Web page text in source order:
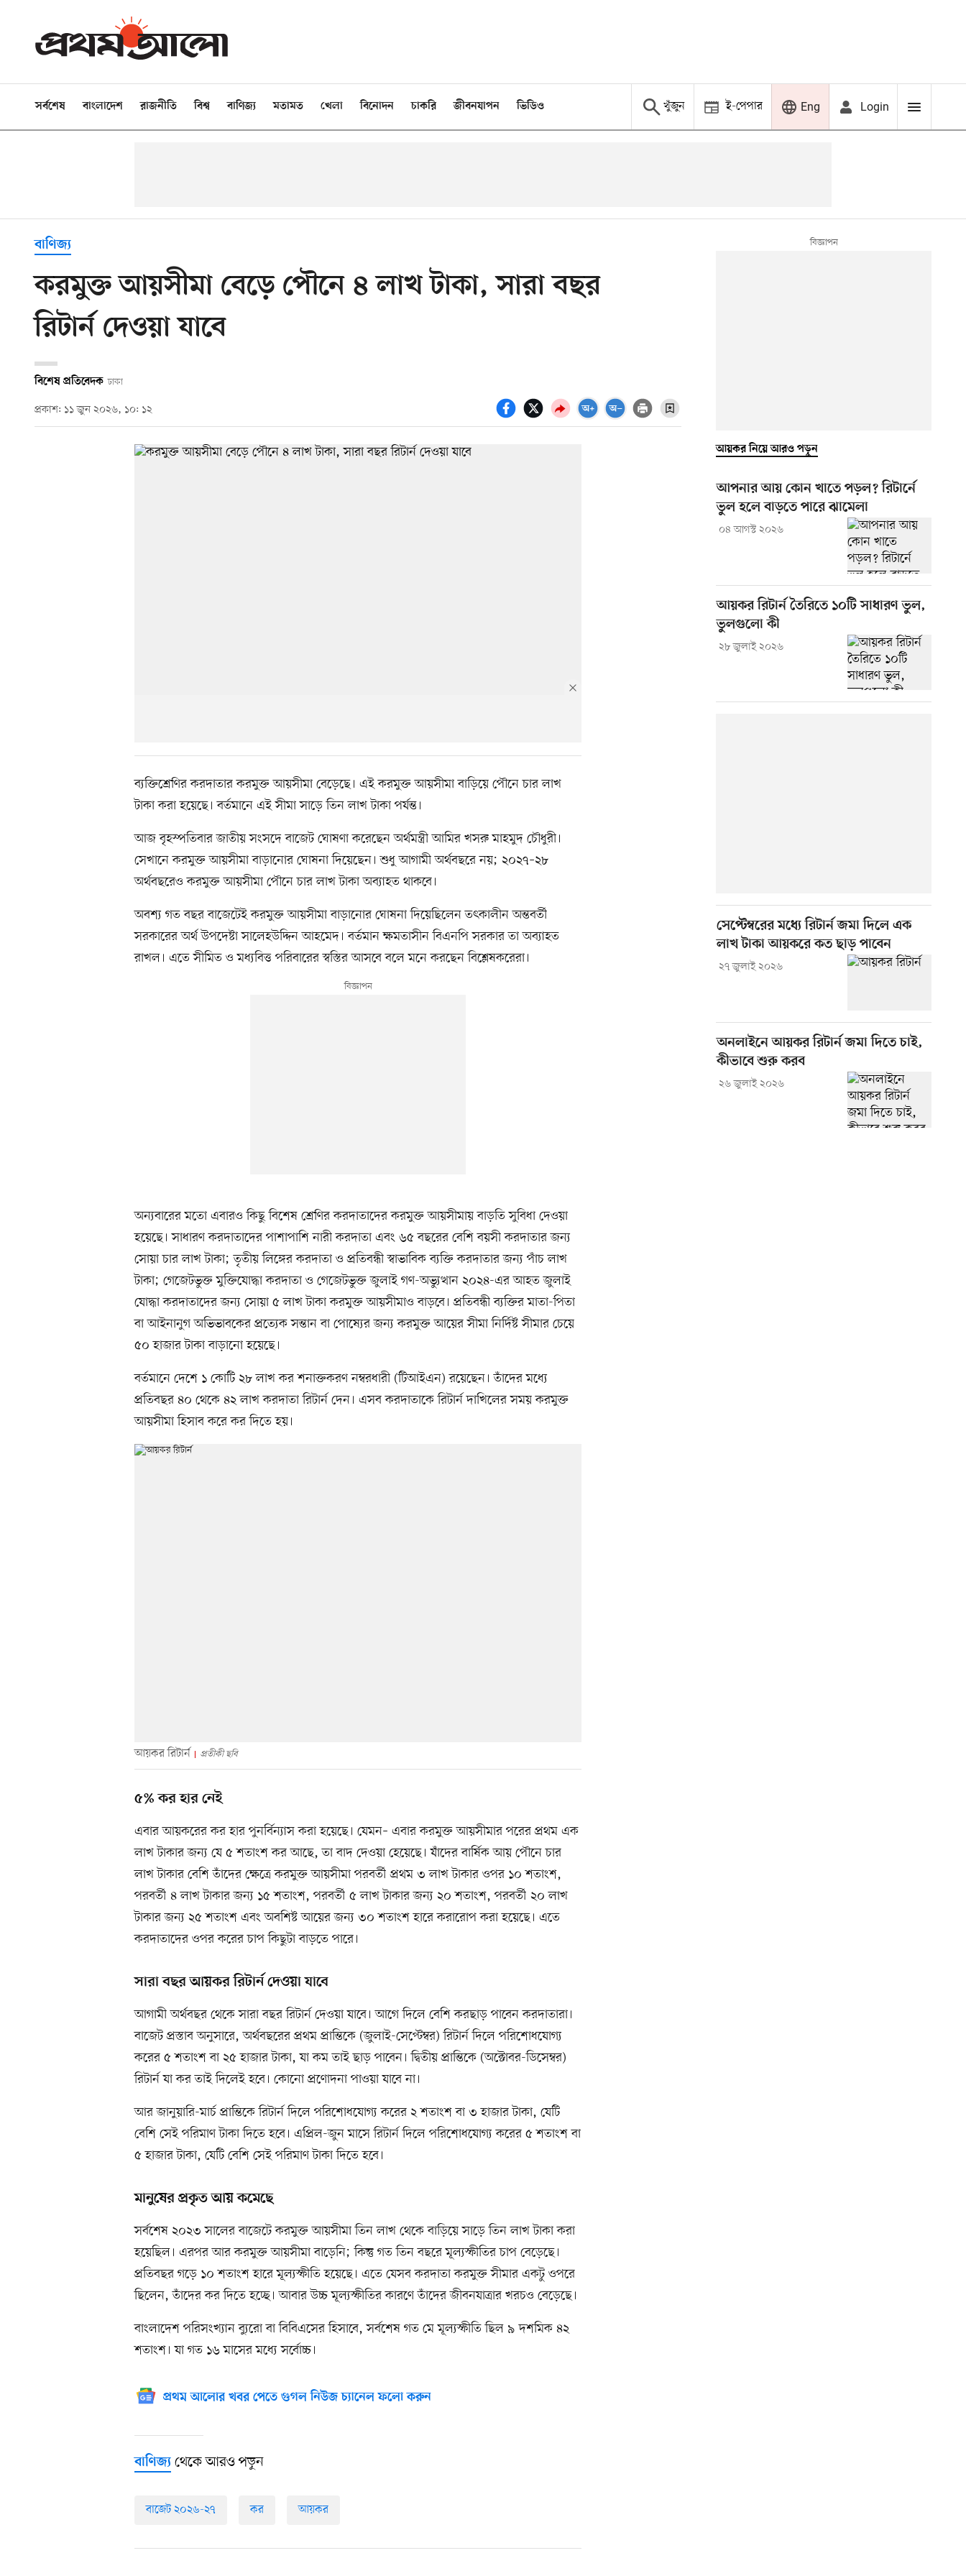
সর্বশেষ বাংলাদেশ রাজনীতি বিশ্ব বাণিজ্য মতামত খেলা বিনোদন চাকরি জীবনযাপন ভিডিও খুঁজুন ই-পেপার Eng Login
বাণিজ্য
করমুক্ত আয়সীমা বেড়ে পৌনে ৪ লাখ টাকা, সারা বছর
রিটার্ন দেওয়া যাবে
বিশেষ প্রতিবেদক ঢাকা
প্রকাশ: ১১ জুন ২০২৬, ১০: ১২
ব্যক্তিশ্রেণির করদাতার করমুক্ত আয়সীমা বেড়েছে। এই করমুক্ত আয়সীমা বাড়িয়ে পৌনে চার লাখ
টাকা করা হয়েছে। বর্তমানে এই সীমা সাড়ে তিন লাখ টাকা পর্যন্ত।
আজ বৃহস্পতিবার জাতীয় সংসদে বাজেট ঘোষণা করেছেন অর্থমন্ত্রী আমির খসরু মাহমুদ চৌধুরী।
সেখানে করমুক্ত আয়সীমা বাড়ানোর ঘোষনা দিয়েছেন। শুধু আগামী অর্থবছরে নয়; ২০২৭–২৮
অর্থবছরেও করমুক্ত আয়সীমা পৌনে চার লাখ টাকা অব্যাহত থাকবে।
অবশ্য গত বছর বাজেটেই করমুক্ত আয়সীমা বাড়ানোর ঘোষনা দিয়েছিলেন তৎকালীন অন্তবর্তী
সরকারের অর্থ উপদেষ্টা সালেহউদ্দিন আহমেদ। বর্তমান ক্ষমতাসীন বিএনপি সরকার তা অব্যাহত
রাখল। এতে সীমিত ও মধ্যবিত্ত পরিবারের স্বস্তির আসবে বলে মনে করছেন বিশ্লেষকরেরা।
অন্যবারের মতো এবারও কিছু বিশেষ শ্রেণির করদাতাদের করমুক্ত আয়সীমায় বাড়তি সুবিধা দেওয়া
হয়েছে। সাধারণ করদাতাদের পাশাপাশি নারী করদাতা এবং ৬৫ বছরের বেশি বয়সী করদাতার জন্য
সোয়া চার লাখ টাকা; তৃতীয় লিঙ্গের করদাতা ও প্রতিবন্ধী স্বাভাবিক ব্যক্তি করদাতার জন্য পাঁচ লাখ
টাকা; গেজেটভুক্ত মুক্তিযোদ্ধা করদাতা ও গেজেটভুক্ত জুলাই গণ-অভ্যুত্থান ২০২৪-এর আহত জুলাই
যোদ্ধা করদাতাদের জন্য সোয়া ৫ লাখ টাকা করমুক্ত আয়সীমাও বাড়বে। প্রতিবন্ধী ব্যক্তির মাতা-পিতা
বা আইনানুগ অভিভাবকের প্রত্যেক সন্তান বা পোষ্যের জন্য করমুক্ত আয়ের সীমা নির্দিষ্ট সীমার চেয়ে
৫০ হাজার টাকা বাড়ানো হয়েছে।
বর্তমানে দেশে ১ কোটি ২৮ লাখ কর শনাক্তকরণ নম্বরধারী (টিআইএন) রয়েছেন। তাঁদের মধ্যে
প্রতিবছর ৪০ থেকে ৪২ লাখ করদাতা রিটার্ন দেন। এসব করদাতাকে রিটার্ন দাখিলের সময় করমুক্ত
আয়সীমা হিসাব করে কর দিতে হয়।
আয়কর রিটার্ন প্রতীকী ছবি
৫% কর হার নেই
এবার আয়করের কর হার পুনর্বিন্যাস করা হয়েছে। যেমন– এবার করমুক্ত আয়সীমার পরের প্রথম এক
লাখ টাকার জন্য যে ৫ শতাংশ কর আছে, তা বাদ দেওয়া হেয়েছে। যাঁদের বার্ষিক আয় পৌনে চার
লাখ টাকার বেশি তাঁদের ক্ষেত্রে করমুক্ত আয়সীমা পরবর্তী প্রথম ৩ লাখ টাকার ওপর ১০ শতাংশ,
পরবর্তী ৪ লাখ টাকার জন্য ১৫ শতাংশ, পরবর্তী ৫ লাখ টাকার জন্য ২০ শতাংশ, পরবর্তী ২০ লাখ
টাকার জন্য ২৫ শতাংশ এবং অবশিষ্ট আয়ের জন্য ৩০ শতাংশ হারে করারোপ করা হয়েছে। এতে
করদাতাদের ওপর করের চাপ কিছুটা বাড়তে পারে।
সারা বছর আয়কর রিটার্ন দেওয়া যাবে
আগামী অর্থবছর থেকে সারা বছর রিটার্ন দেওয়া যাবে। আগে দিলে বেশি করছাড় পাবেন করদাতারা।
বাজেট প্রস্তাব অনুসারে, অর্থবছরের প্রথম প্রান্তিকে (জুলাই-সেপ্টেম্বর) রিটার্ন দিলে পরিশোধযোগ্য
করের ৫ শতাংশ বা ২৫ হাজার টাকা, যা কম তাই ছাড় পাবেন। দ্বিতীয় প্রান্তিকে (অক্টোবর-ডিসেম্বর)
রিটার্ন যা কর তাই দিলেই হবে। কোনো প্রণোদনা পাওয়া যাবে না।
আর জানুয়ারি-মার্চ প্রান্তিকে রিটার্ন দিলে পরিশোধযোগ্য করের ২ শতাংশ বা ৩ হাজার টাকা, যেটি
বেশি সেই পরিমাণ টাকা দিতে হবে। এপ্রিল-জুন মাসে রিটার্ন দিলে পরিশোধযোগ্য করের ৫ শতাংশ বা
৫ হাজার টাকা, যেটি বেশি সেই পরিমাণ টাকা দিতে হবে।
মানুষের প্রকৃত আয় কমেছে
সর্বশেষ ২০২৩ সালের বাজেটে করমুক্ত আয়সীমা তিন লাখ থেকে বাড়িয়ে সাড়ে তিন লাখ টাকা করা
হয়েছিল। এরপর আর করমুক্ত আয়সীমা বাড়েনি; কিন্তু গত তিন বছরে মূল্যস্ফীতির চাপ বেড়েছে।
প্রতিবছর গড়ে ১০ শতাংশ হারে মূল্যস্ফীতি হয়েছে। এতে যেসব করদাতা করমুক্ত সীমার একটু ওপরে
ছিলেন, তাঁদের কর দিতে হচ্ছে। আবার উচ্চ মূল্যস্ফীতির কারণে তাঁদের জীবনযাত্রার খরচও বেড়েছে।
বাংলাদেশ পরিসংখ্যান ব্যুরো বা বিবিএসের হিসাবে, সর্বশেষ গত মে মূল্যস্ফীতি ছিল ৯ দশমিক ৪২
শতাংশ। যা গত ১৬ মাসের মধ্যে সর্বোচ্চ।
প্রথম আলোর খবর পেতে গুগল নিউজ চ্যানেল ফলো করুন
বাণিজ্য থেকে আরও পড়ুন
বাজেট ২০২৬-২৭ কর আয়কর
আয়কর নিয়ে আরও পড়ুন
আপনার আয় কোন খাতে পড়ল? রিটার্নে
ভুল হলে বাড়তে পারে ঝামেলা
০৪ আগস্ট ২০২৬
আয়কর রিটার্ন তৈরিতে ১০টি সাধারণ ভুল,
ভুলগুলো কী
২৮ জুলাই ২০২৬
সেপ্টেম্বরের মধ্যে রিটার্ন জমা দিলে এক
লাখ টাকা আয়করে কত ছাড় পাবেন
২৭ জুলাই ২০২৬
অনলাইনে আয়কর রিটার্ন জমা দিতে চাই,
কীভাবে শুরু করব
২৬ জুলাই ২০২৬